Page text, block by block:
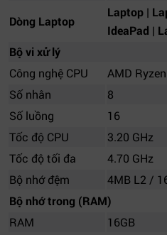
Dòng Laptop
Laptop |
IdeaPad |
Bộ vi xử lý
Công nghệ CPU
AMD
Số nhân
8
Số luồng
16
Tốc độ CPU
3.20 GHz
Tốc độ tối đa
4.70 GHz
Bộ nhớ đệm
4MB L2 /
Bộ nhớ trong (RAM)
RAM
16GB